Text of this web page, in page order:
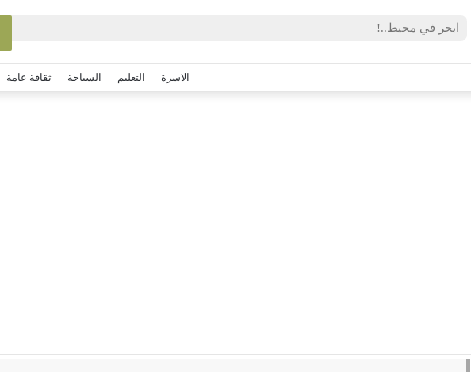
الاسرة التعليم السياحة ثقافة عامة